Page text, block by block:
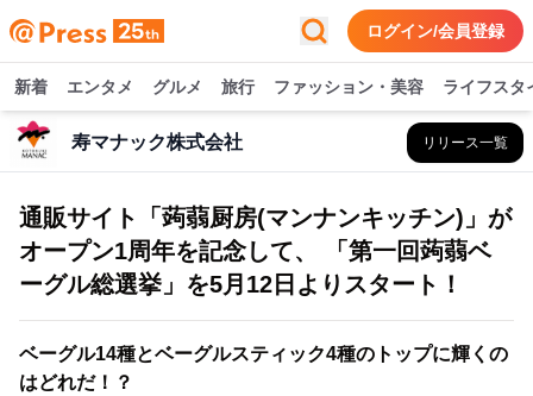
ログイン/会員登録
新着 エンタメ グルメ 旅行 ファッション・美容 ライフスタ
寿マナック株式会社 リリース一覧
通販サイト「蒟蒻厨房(マンナンキッチン)」が
オープン1周年を記念して、 「第一回蒟蒻ベ
ーグル総選挙」を5月12日よりスタート！
ベーグル14種とベーグルスティック4種のトップに輝くの
はどれだ！？